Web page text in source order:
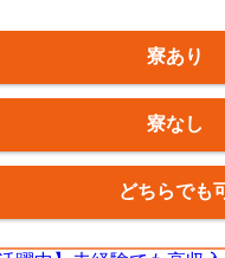
寮あり
寮なし
どちらでも